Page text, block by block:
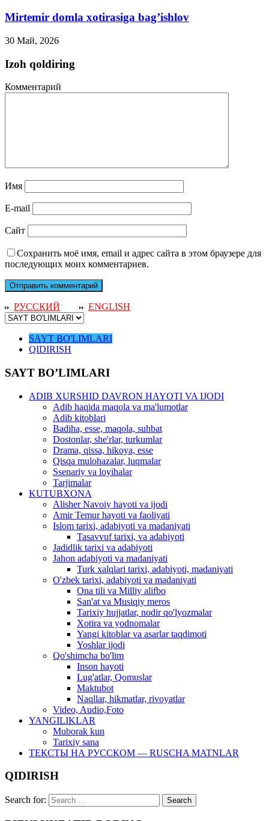
Mirtemir domla xotirasiga bag’ishlov
30 Май, 2026
Izoh qoldiring
Комментарий
Имя
E-mail
Сайт
Сохранить моё имя, email и адрес сайта в этом браузере для
последующих моих комментариев.
РУССКИЙ ENGLISH
SAYT BO'LIMLARI
QIDIRISH
SAYT BO’LIMLARI
ADIB XURSHID DAVRON HAYOTI VA IJODI
Adib haqida maqola va ma'lumotlar
Adib kitoblari
Badiha, esse, maqola, suhbat
Dostonlar, she'rlar, turkumlar
Drama, qissa, hikoya, esse
Qisqa mulohazalar, luqmalar
Ssenariy va loyihalar
Tarjimalar
KUTUBXONA
Alisher Navoiy hayoti va ijodi
Amir Temur hayoti va faoliyati
Islom tarixi, adabiyoti va madaniyati
Tasavvuf tarixi, va adabiyoti
Jadidlik tarixi va adabiyoti
Jahon adabiyoti va madaniyati
Turk xalqlari tarixi, adabiyoti, madaniyati
O'zbek tarixi, adabiyoti va madaniyati
Ona tili va Milliy alifbo
San'at va Musiqiy meros
Tarixiy hujjatlar, nodir qo'lyozmalar
Xotira va yodnomalar
Yangi kitoblar va asarlar taqdimoti
Yoshlar ijodi
Qo'shimcha bo'lim
Inson hayoti
Lug'atlar, Qomuslar
Maktubot
Naqllar, hikmatlar, rivoyatlar
Video, Audio,Foto
YANGILIKLAR
Muborak kun
Tarixiy sana
ТЕКСТЫ НА РУССКОМ — RUSCHA MATNLAR
QIDIRISH
Search for: